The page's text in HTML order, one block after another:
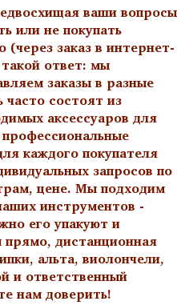
ваши вопросы
или не покупать
заказ в интернет-
ответ: мы
заказы в разные
состоят из
аксессуаров для
каждого покупателя
запросов по
цене. Мы подходим
инструментов -
его упакуют и
дистанционная
альта, виолончели,
и ответственный
нам доверить!